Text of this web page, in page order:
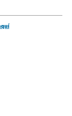
físico